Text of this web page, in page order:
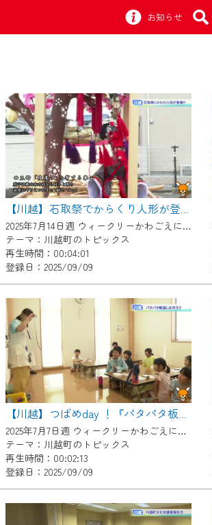
お知らせ
【川越】石取祭でからくり人形が登場！？
2025年7月14日週 ウィークリーかわごえにて放送
テーマ：川越町のトピックス
再生時間：00:04:01
登録日：2025/09/09
【川越】つばめday ！『パタパタ板返しを作ろう』
2025年7月7日週 ウィークリーかわごえにて放送
テーマ：川越町のトピックス
再生時間：00:02:13
登録日：2025/09/09
せ
ーアルします！
目瞭然。
先でも！
ます！
き、
が必要となります。
用頂くためのIDです。